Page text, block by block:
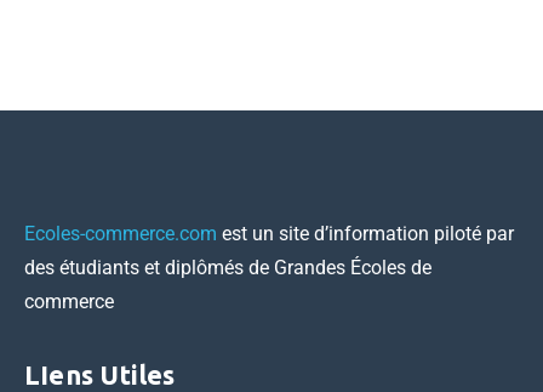
Ecoles-commerce.com est un site d’information piloté par
des étudiants et diplômés de Grandes Écoles de
commerce
LIens Utiles